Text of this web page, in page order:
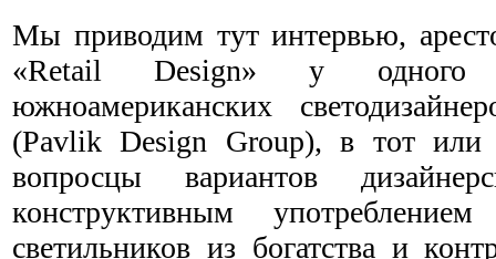
Мы приводим тут интервью,
«Retail Design» у одного
южноамериканских
(Pavlik Design Group), в тот или
вопросцы вариантов
конструктивным
светильников из богатства и